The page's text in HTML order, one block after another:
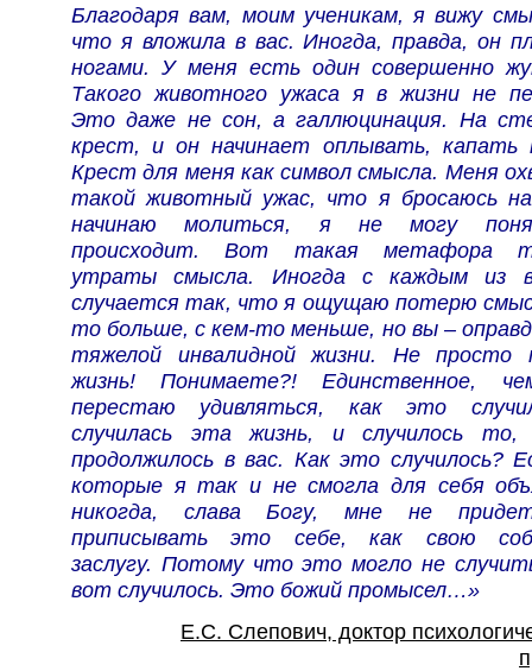
Благодаря вам, моим ученикам, я вижу
что я вложила в вас. Иногда, правда, он
ногами. У меня есть один совершенно
Такого животного ужаса я в жизни не
Это даже не сон, а галлюцинация. На
крест, и он начинает оплывать, капать
Крест для меня как символ смысла. Меня
такой животный ужас, что я бросаюсь
начинаю молиться, я не могу
происходит. Вот такая метафора
утраты смысла. Иногда с каждым из
случается так, что я ощущаю потерю
то больше, с кем-то меньше, но вы –
тяжелой инвалидной жизни. Не просто
жизнь! Понимаете?! Единственное,
перестаю удивляться, как это
случилась эта жизнь, и случилось
продолжилось в вас. Как это случилось?
которые я так и не смогла для себя
никогда, слава Богу, мне не
приписывать это себе, как свою
заслугу. Потому что это могло не
вот случилось. Это божий промысел…»
Е.С. Слепович, доктор